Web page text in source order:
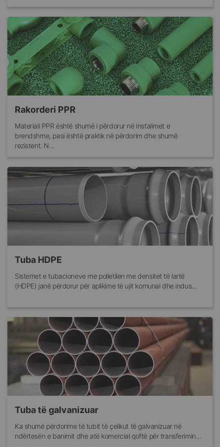
Rakorderi PPR
Materiali PPR është shumë i përdorur në instalimet e
brendshme, pasi është praktik në përdorim dhe shumë
rezistent. N...
Tuba HDPE
Sistemet e tubacioneve me polietilen me densitet të lartë
(HDPE) janë përdorur për aplikime të ujit komunal dhe indus...
Tuba të galvanizuar
Ka shumë përdorime të tubit të çelikut të galvanizuar në
ndërtesën e banimit dhe atë komercial qoftë për transferimin...